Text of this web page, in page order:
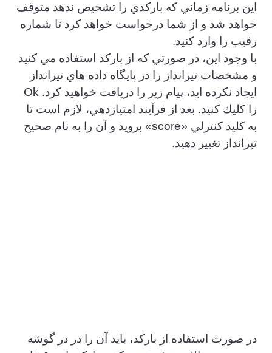
اين برنامه زماني كه باركدي را تشخيص ندهد متوقف
خواهد شد و از شما درخواست خواهد كرد تا شماره
رقيب را وارد كنيد.
با وجود اين، در صورتي كه از باركد استفاده مي كنيد
و مشخصات تيرانداز را در پايگاه داده هاي تيرانداز
ايجاد نكرده ايد، پيام زير را دريافت خواهيد كرد. Ok
را كليك كنيد. بعد از فرآيند امتيازدهي، لازم است تا
به كليد كنترلي «score» برويد و آن را به نام صحيح
تيرانداز تغيير دهيد.
در صورت استفاده از باركد، بايد آن را در در گوشه